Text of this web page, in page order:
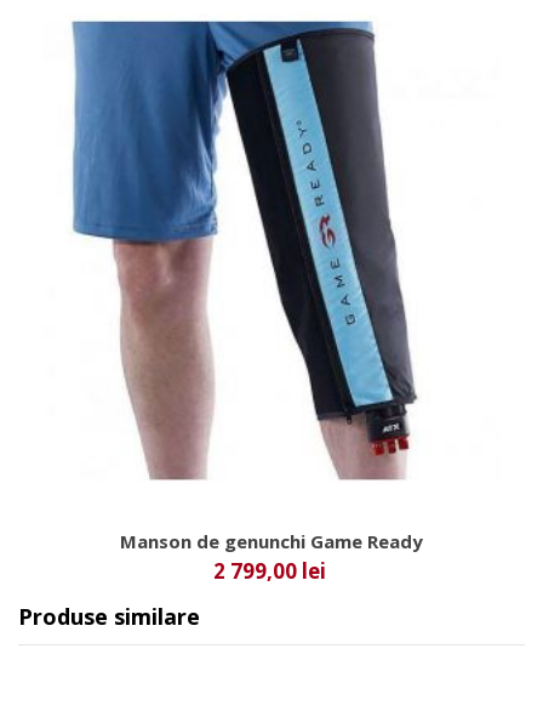
Manson de genunchi Game Ready
2 799,00 lei
Produse similare